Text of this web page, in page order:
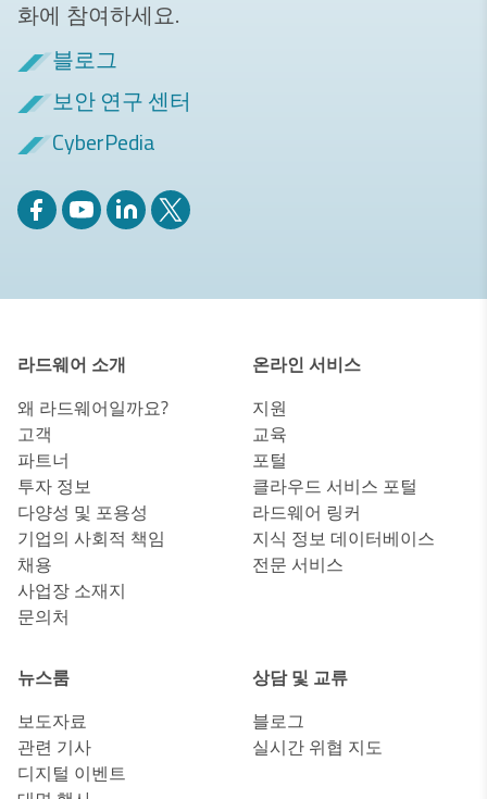
화에 참여하세요.
블로그
보안 연구 센터
CyberPedia
라드웨어 소개
왜 라드웨어일까요?
고객
파트너
투자 정보
다양성 및 포용성
기업의 사회적 책임
채용
사업장 소재지
문의처
온라인 서비스
지원
교육
포털
클라우드 서비스 포털
라드웨어 링커
지식 정보 데이터베이스
전문 서비스
뉴스룸
보도자료
관련 기사
디지털 이벤트
상담 및 교류
블로그
실시간 위협 지도